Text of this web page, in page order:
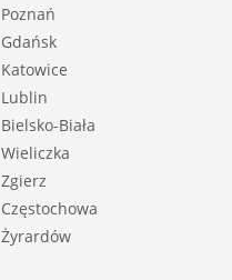
Poznań
Gdańsk
Katowice
Lublin
Bielsko-Biała
Wieliczka
Zgierz
Częstochowa
Żyrardów